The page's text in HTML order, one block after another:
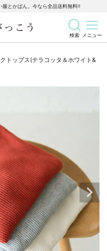
とかばん。今なら全品送料無料!!
検索 メニュー
記事を検索
トップス(テラコッタ＆ホワイト&